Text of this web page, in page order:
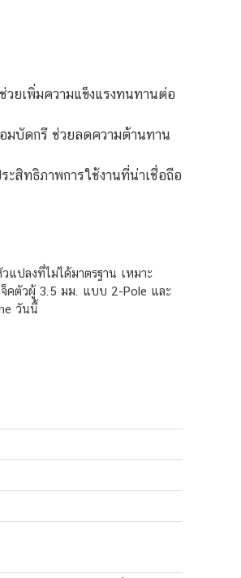
ยเพิ่มความแข็งแรงทนทานต่อ
มบัดกรี ช่วยลดความต้านทาน
ะสิทธิภาพการใช้งานที่น่าเชื่อถือ
ปลงที่ไม่ได้มาตรฐาน เหมาะ
จ็คตัวผู้ 3.5 มม. แบบ 2-Pole และ
วันนี้